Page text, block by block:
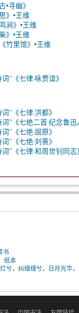
•寻幽》
》•王维
涧》•王维
》•王维
竹里馆》•王维
”《七律·咏贾谊》
”《七律·洪都》
”《七绝二首·纪念鲁
”《七绝·屈原》
”《七绝·刘蒉》
”《七律·和周世钊同志
书
纸本
兮，纠缦缦兮，日月光华